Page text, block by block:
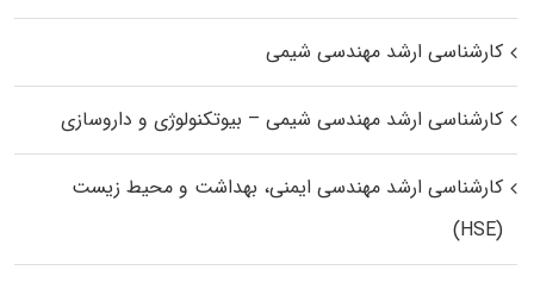
کارشناسی ارشد مهندسی شیمی
کارشناسی ارشد مهندسی شیمی – بیوتکنولوژی و داروسازی
کارشناسی ارشد مهندسی ایمنی، بهداشت و محیط زیست
(HSE)